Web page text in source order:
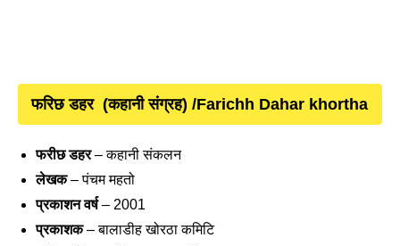
फरिछ डहर (कहानी संग्रह) /Farichh Dahar khortha
फरीछ डहर – कहानी संकलन
लेखक – पंचम महतो
प्रकाशन वर्ष – 2001
प्रकाशक – बालाडीह खोरठा कमिटि